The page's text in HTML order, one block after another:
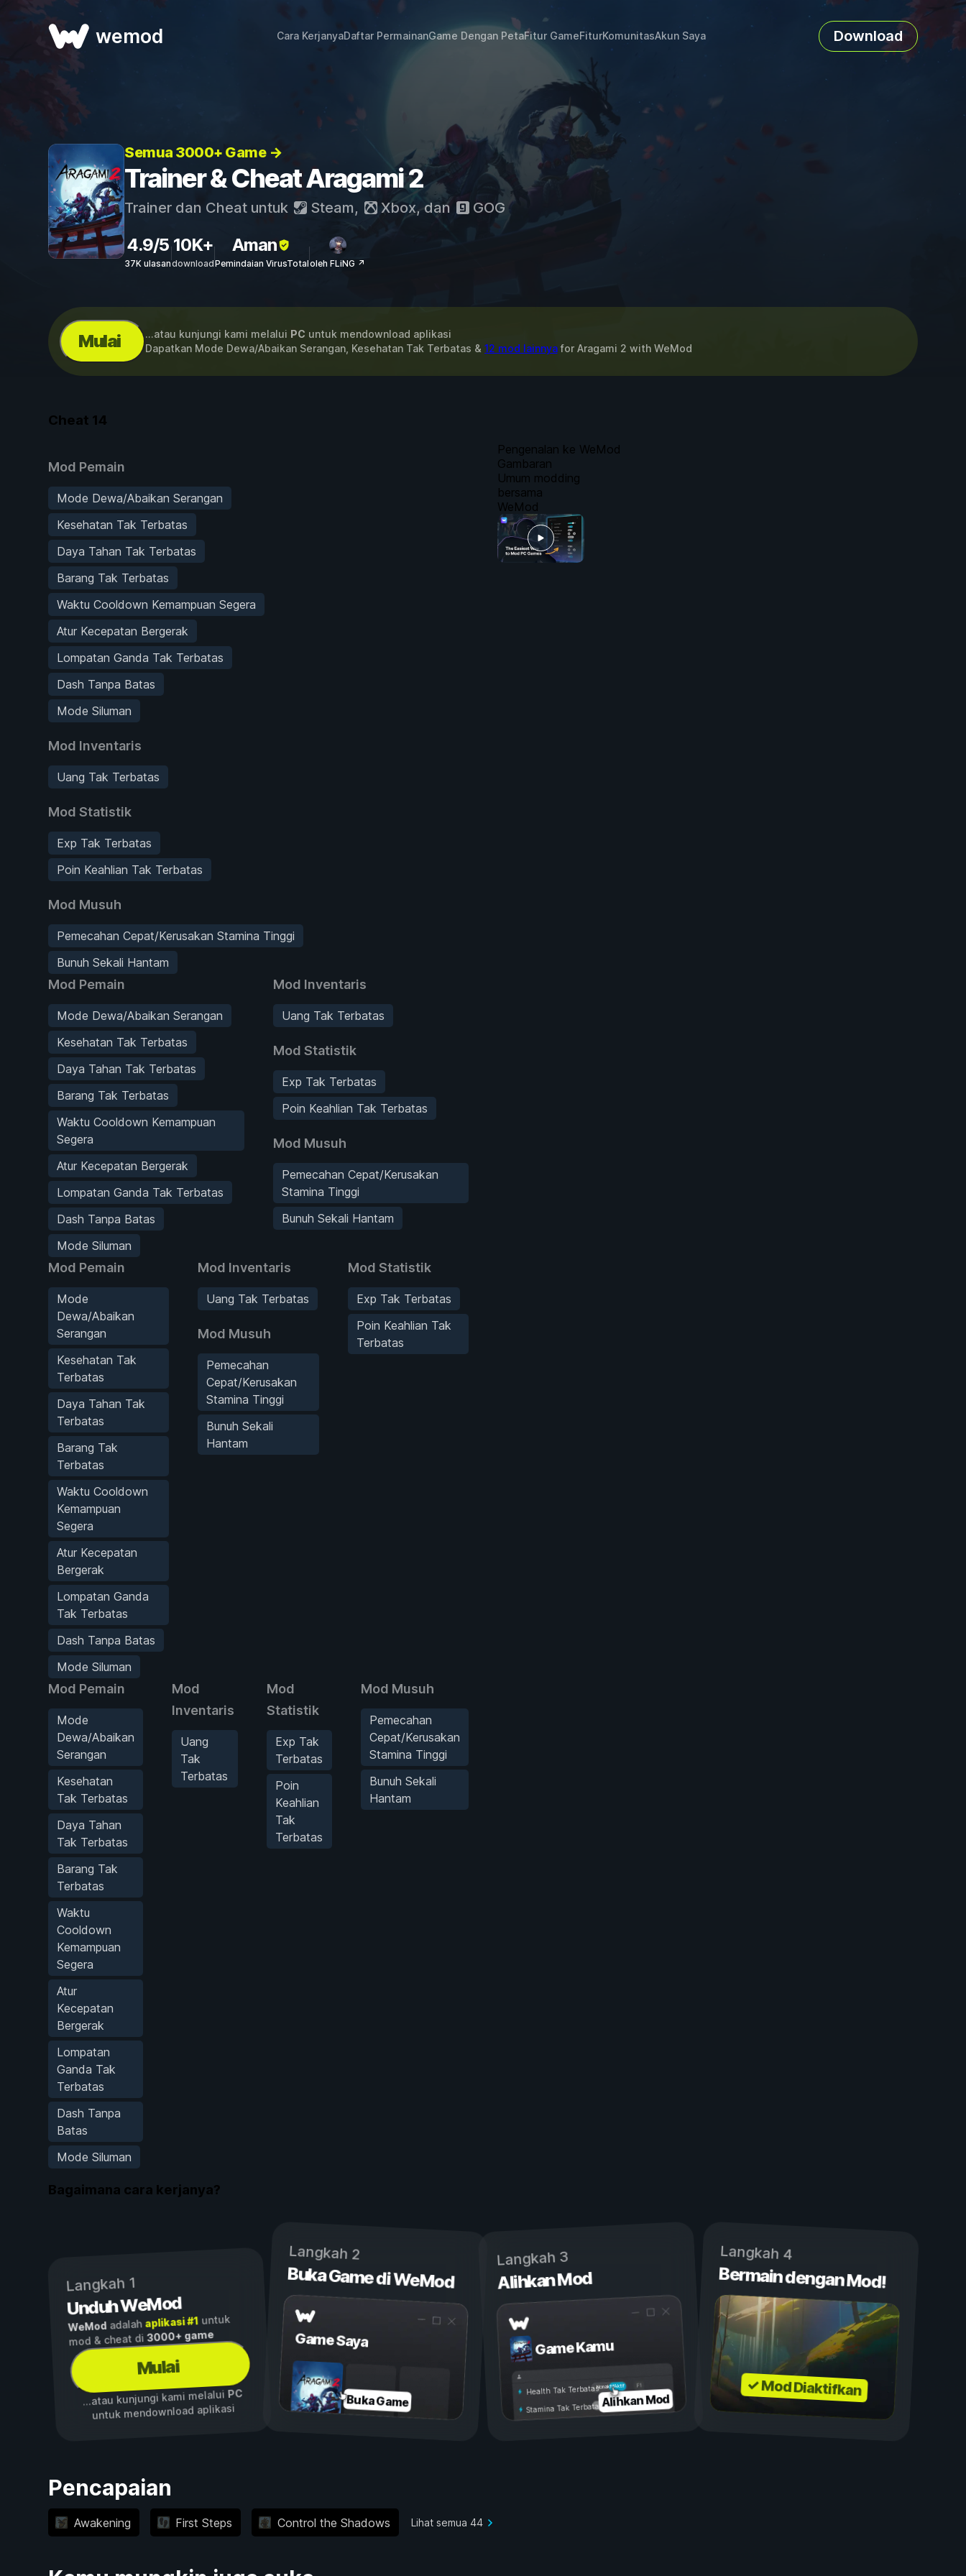
wemod Cara KerjanyaDaftar PermainanGame Dengan PetaFitur GameFiturKomunitasAkun Saya Download
Semua 3000+ Game →
Trainer & Cheat Aragami 2
Trainer dan Cheat untuk Steam, Xbox, dan GOG
4.9/5
37K ulasan
10K+
download
Aman
Pemindaian VirusTotaloleh FLiNG ↗
Mulai ...atau kunjungi kami melalui PC untuk mendownload aplikasi
Dapatkan Mode Dewa/Abaikan Serangan, Kesehatan Tak Terbatas & 12 mod lainnyafor Aragami 2 with WeMod
Cheat 14
Mod Pemain
Mode Dewa/Abaikan Serangan
Kesehatan Tak Terbatas
Daya Tahan Tak Terbatas
Barang Tak Terbatas
Waktu Cooldown Kemampuan Segera
Atur Kecepatan Bergerak
Lompatan Ganda Tak Terbatas
Dash Tanpa Batas
Mode Siluman
Mod Inventaris
Uang Tak Terbatas
Mod Statistik
Exp Tak Terbatas
Poin Keahlian Tak Terbatas
Mod Musuh
Pemecahan Cepat/Kerusakan Stamina Tinggi
Bunuh Sekali Hantam
Mod Pemain
Mode Dewa/Abaikan Serangan
Kesehatan Tak Terbatas
Daya Tahan Tak Terbatas
Barang Tak Terbatas
Waktu Cooldown Kemampuan
Segera
Atur Kecepatan Bergerak
Lompatan Ganda Tak Terbatas
Dash Tanpa Batas
Mode Siluman
Mod Inventaris
Uang Tak Terbatas
Mod Statistik
Exp Tak Terbatas
Poin Keahlian Tak Terbatas
Mod Musuh
Pemecahan Cepat/Kerusakan
Stamina Tinggi
Bunuh Sekali Hantam
Mod Pemain
Mode
Dewa/Abaikan
Serangan
Kesehatan Tak
Terbatas
Daya Tahan Tak
Terbatas
Barang Tak
Terbatas
Waktu Cooldown
Kemampuan
Segera
Atur Kecepatan
Bergerak
Lompatan Ganda
Tak Terbatas
Dash Tanpa Batas
Mode Siluman
Mod Inventaris
Uang Tak Terbatas
Mod Musuh
Pemecahan
Cepat/Kerusakan
Stamina Tinggi
Bunuh Sekali
Hantam
Mod Statistik
Exp Tak Terbatas
Poin Keahlian Tak
Terbatas
Mod Pemain
Mode
Dewa/Abaikan
Serangan
Kesehatan
Tak Terbatas
Daya Tahan
Tak Terbatas
Barang Tak
Terbatas
Waktu
Cooldown
Kemampuan
Segera
Atur
Kecepatan
Bergerak
Lompatan
Ganda Tak
Terbatas
Dash Tanpa
Batas
Mode Siluman
Mod
Inventaris
Uang
Tak
Terbatas
Mod
Statistik
Exp Tak
Terbatas
Poin
Keahlian
Tak
Terbatas
Mod Musuh
Pemecahan
Cepat/Kerusakan
Stamina Tinggi
Bunuh Sekali
Hantam
Pengenalan ke WeMod
Gambaran
Umum modding
bersama
WeMod
Bagaimana cara kerjanya?
Langkah 1
Unduh WeMod
WeMod adalah aplikasi #1untuk
mod & cheat di3000+ game
Mulai
...atau kunjungi kami melalui PC
untuk mendownload aplikasi
Langkah 2
Buka Game di WeMod
Game Saya
Buka Game
Langkah 3
Alihkan Mod
Game Kamu
Aktif
Nonaktif
Health Tak Terbatas
Stamina Tak TerbatasAlihkan Mod
Langkah 4
Bermain dengan Mod!
✓ Mod Diaktifkan
Pencapaian
Awakening First Steps Control the Shadows Lihat semua 44